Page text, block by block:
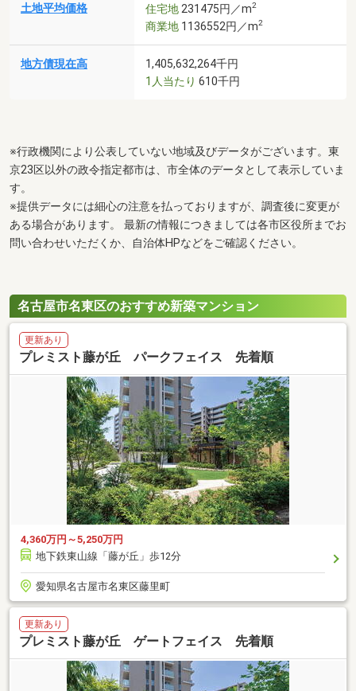
土地平均価格 住宅地 231475円／m2
商業地 1136552円／m2
地方債現在高
1,405,632,264千円
1人当たり 610千円
※行政機関により公表していない地域及びデータがございます。東
京23区以外の政令指定都市は、市全体のデータとして表示していま
す。
※提供データには細心の注意を払っておりますが、調査後に変更が
ある場合があります。 最新の情報につきましては各市区役所までお
問い合わせいただくか、自治体HPなどをご確認ください。
名古屋市名東区のおすすめ新築マンション
更新あり
プレミスト藤が丘 パークフェイス 先着順
4,360万円～5,250万円
地下鉄東山線「藤が丘」歩12分
愛知県名古屋市名東区藤里町
更新あり
プレミスト藤が丘 ゲートフェイス 先着順